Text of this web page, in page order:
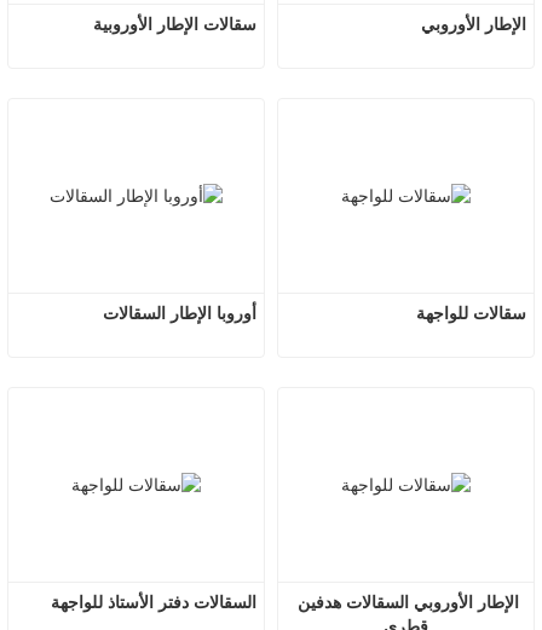
سقالات الإطار الأوروبية الإطار الأوروبي
أوروبا الإطار السقالات سقالات للواجهة
السقالات دفتر الأستاذ للواجهة